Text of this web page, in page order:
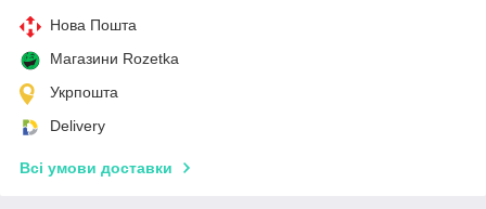
Нова Пошта
Магазини Rozetka
Укрпошта
Delivery
Всі умови доставки